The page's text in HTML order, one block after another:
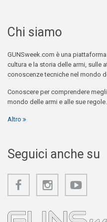
Chi siamo
GUNSweek.com è una
cultura e la storia delle armi, sulle
conoscenze tecniche nel mondo
Conoscere per comprendere
mondo delle armi e alle sue regole.
Altro
Seguici anche su